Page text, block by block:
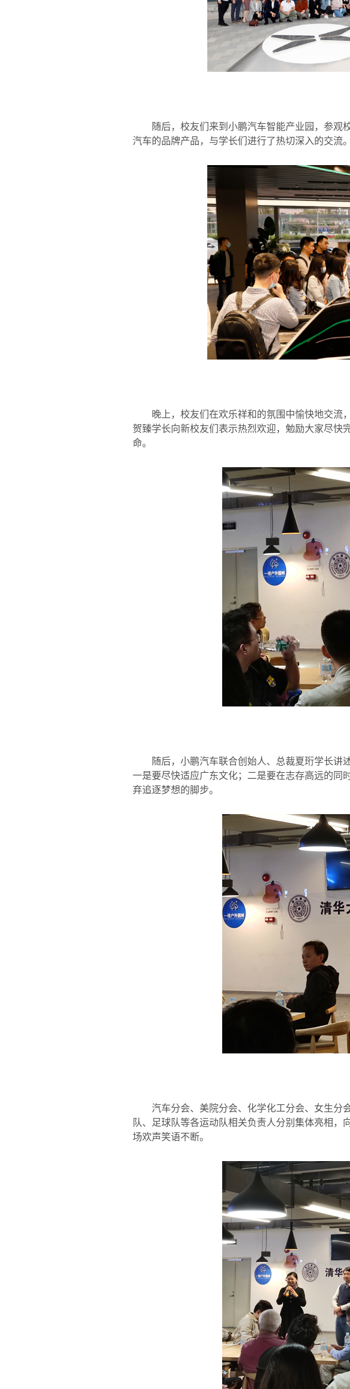
随后，校友们来到小鹏汽车智能产业园，参观
汽车的品牌产品，与学长们进行了热切深入的交流。
晚上，校友们在欢乐祥和的氛围中愉快地交流
贺臻学长向新校友们表示热烈欢迎，勉励大家尽快
命。
随后，小鹏汽车联合创始人、总裁夏珩学长讲
一是要尽快适应广东文化；二是要在志存高远的同
弃追逐梦想的脚步。
汽车分会、美院分会、化学化工分会、女生分
队、足球队等各运动队相关负责人分别集体亮相，
场欢声笑语不断。